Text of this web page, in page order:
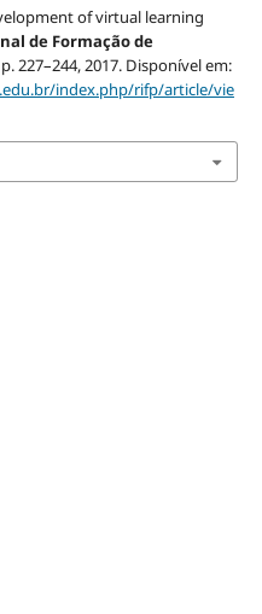
of virtual learning
de Formação de
227–244, 2017. Disponível em:
index.php/rifp/article/vie